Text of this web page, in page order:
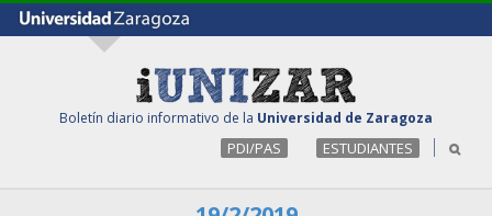
Boletín diario informativo de la Universidad de Zaragoza
PDI/PAS ESTUDIANTES